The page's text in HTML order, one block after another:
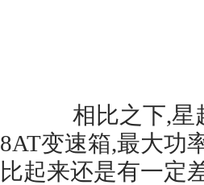
相比之下,星越
8AT变速箱,最大功
比起来还是有一定